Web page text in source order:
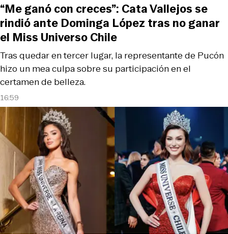
16:59
Tras quedar en tercer lugar, la representante de Pucón
hizo un mea culpa sobre su participación en el
certamen de belleza.
“Me ganó con creces”: Cata Vallejos se
rindió ante Dominga López tras no ganar
el Miss Universo Chile